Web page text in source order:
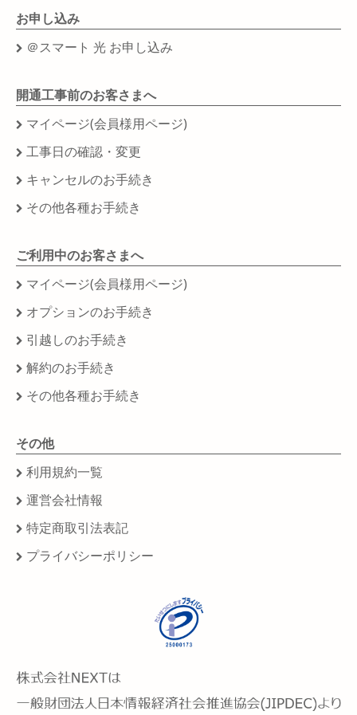
お申し込み
＠スマート 光 お申し込み
開通工事前のお客さまへ
マイページ(会員様用ページ)
工事日の確認・変更
キャンセルのお手続き
その他各種お手続き
ご利用中のお客さまへ
マイページ(会員様用ページ)
オプションのお手続き
引越しのお手続き
解約のお手続き
その他各種お手続き
その他
利用規約一覧
運営会社情報
特定商取引法表記
プライバシーポリシー